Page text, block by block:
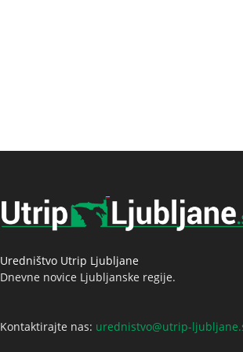
Uredništvo Utrip Ljubljane
Dnevne novice Ljubljanske regije.
Kontaktirajte nas: urednistvo@utrip-